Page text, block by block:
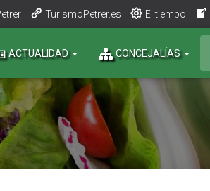
TurismoPetrer.es El tiempo
ACTUALIDAD CONCEJALÍAS